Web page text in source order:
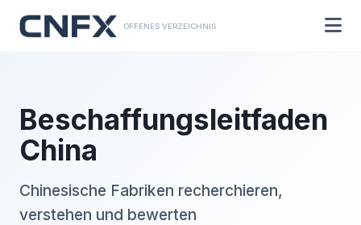
OFFENES VERZEICHNIS
Beschaffungsleitfaden
China
Chinesische Fabriken recherchieren,
verstehen und bewerten